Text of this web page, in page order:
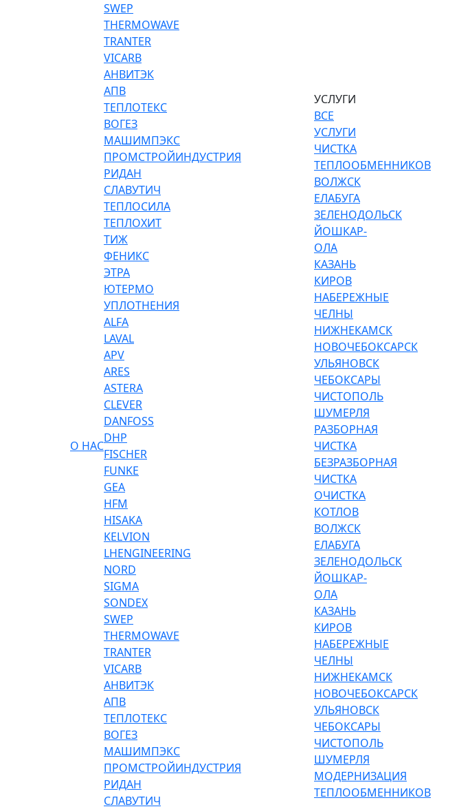
О НАС
SWEP
THERMOWAVE
TRANTER
VICARB
АНВИТЭК
АПВ
ТЕПЛОТЕКС
ВОГЕЗ
МАШИМПЭКС
ПРОМСТРОЙИНДУСТРИЯ
РИДАН
СЛАВУТИЧ
ТЕПЛОСИЛА
ТЕПЛОХИТ
ТИЖ
ФЕНИКС
ЭТРА
ЮТЕРМО
УПЛОТНЕНИЯ
ALFA
LAVAL
APV
ARES
ASTERA
CLEVER
DANFOSS
DHP
FISCHER
FUNKE
GEA
HFM
HISAKA
KELVION
LHENGINEERING
NORD
SIGMA
SONDEX
SWEP
THERMOWAVE
TRANTER
VICARB
АНВИТЭК
АПВ
ТЕПЛОТЕКС
ВОГЕЗ
МАШИМПЭКС
ПРОМСТРОЙИНДУСТРИЯ
РИДАН
СЛАВУТИЧ
УСЛУГИ
ВСЕ
УСЛУГИ
ЧИСТКА
ТЕПЛООБМЕННИКОВ
ВОЛЖСК
ЕЛАБУГА
ЗЕЛЕНОДОЛЬСК
ЙОШКАР-
ОЛА
КАЗАНЬ
КИРОВ
НАБЕРЕЖНЫЕ
ЧЕЛНЫ
НИЖНЕКАМСК
НОВОЧЕБОКСАРСК
УЛЬЯНОВСК
ЧЕБОКСАРЫ
ЧИСТОПОЛЬ
ШУМЕРЛЯ
РАЗБОРНАЯ
ЧИСТКА
БЕЗРАЗБОРНАЯ
ЧИСТКА
ОЧИСТКА
КОТЛОВ
ВОЛЖСК
ЕЛАБУГА
ЗЕЛЕНОДОЛЬСК
ЙОШКАР-
ОЛА
КАЗАНЬ
КИРОВ
НАБЕРЕЖНЫЕ
ЧЕЛНЫ
НИЖНЕКАМСК
НОВОЧЕБОКСАРСК
УЛЬЯНОВСК
ЧЕБОКСАРЫ
ЧИСТОПОЛЬ
ШУМЕРЛЯ
МОДЕРНИЗАЦИЯ
ТЕПЛООБМЕННИКОВ